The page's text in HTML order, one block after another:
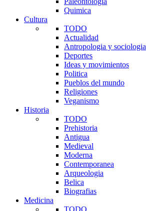
Quimica
Cultura
TODO
Actualidad
Antropologia y sociologia
Deportes
Ideas y movimientos
Politica
Pueblos del mundo
Religiones
Veganismo
Historia
TODO
Prehistoria
Antigua
Medieval
Moderna
Contemporanea
Arqueologia
Belica
Biografias
Medicina
TODO